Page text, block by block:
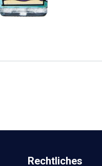
Rechtliches